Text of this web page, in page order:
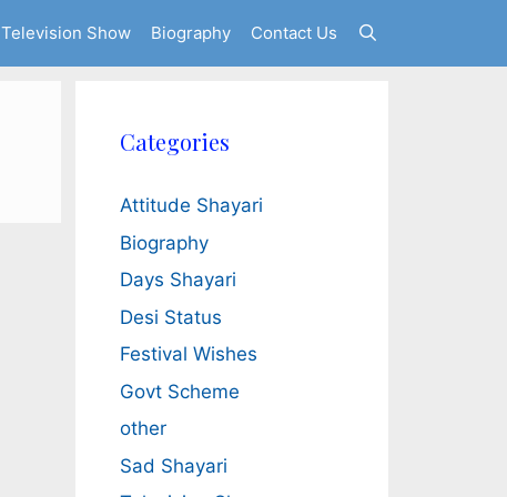
Television Show Biography Contact Us
Categories
Attitude Shayari
Biography
Days Shayari
Desi Status
Festival Wishes
Govt Scheme
other
Sad Shayari